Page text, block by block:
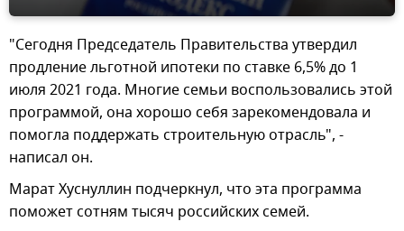
"Сегодня Председатель Правительства утвердил
продление льготной ипотеки по ставке 6,5% до 1
июля 2021 года. Многие семьи воспользовались этой
программой, она хорошо себя зарекомендовала и
помогла поддержать строительную отрасль", -
написал он.
Марат Хуснуллин подчеркнул, что эта программа
поможет сотням тысяч российских семей.